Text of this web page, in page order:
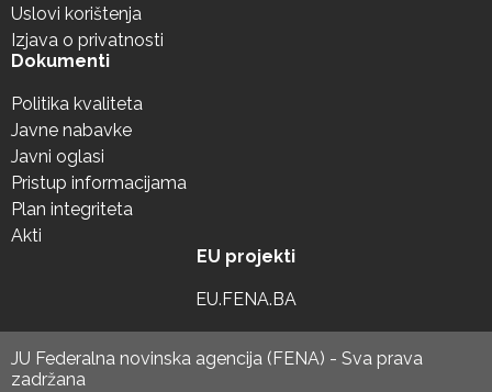
Uslovi korištenja
Izjava o privatnosti
Dokumenti
Politika kvaliteta
Javne nabavke
Javni oglasi
Pristup informacijama
Plan integriteta
Akti
EU projekti
EU.FENA.BA
JU Federalna novinska agencija (FENA) - Sva prava
zadržana